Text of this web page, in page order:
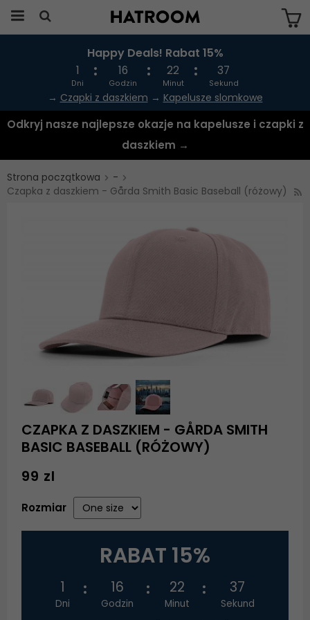
Produkten har blivit tillagd i varukorgen
Happy Deals! Rabat 15%
1
Dni
16
Godzin
22
Minut
37
Sekund
→ Czapki z daszkiem → Kapelusze slomkowe
Odkryj nasze najlepsze okazje na kapelusze i czapki z
daszkiem →
Strona początkowa
-
Czapka z daszkiem - Gårda Smith Basic Baseball (różowy)
CZAPKA Z DASZKIEM - GÅRDA SMITH
BASIC BASEBALL (RÓŻOWY)
99 zl
Rozmiar
RABAT 15%
1
Dni
16
Godzin
22
Minut
37
Sekund